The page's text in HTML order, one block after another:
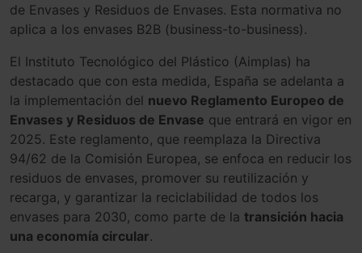
de Envases y Residuos de Envases. Esta normativa no
aplica a los envases B2B (business-to-business).
El Instituto Tecnológico del Plástico (Aimplas) ha
destacado que con esta medida, España se adelanta a
la implementación del nuevo Reglamento Europeo de
Envases y Residuos de Envase que entrará en vigor en
2025. Este reglamento, que reemplaza la Directiva
94/62 de la Comisión Europea, se enfoca en reducir los
residuos de envases, promover su reutilización y
recarga, y garantizar la reciclabilidad de todos los
envases para 2030, como parte de la transición hacia
una economía circular.